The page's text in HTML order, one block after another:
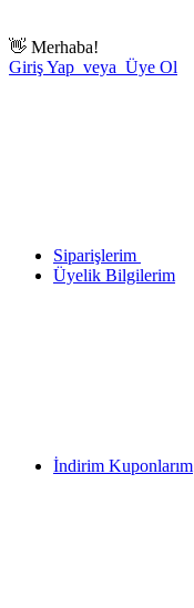
👋 Merhaba!
Giriş Yap veya Üye Ol
Siparişlerim
Üyelik Bilgilerim
İndirim Kuponlarım